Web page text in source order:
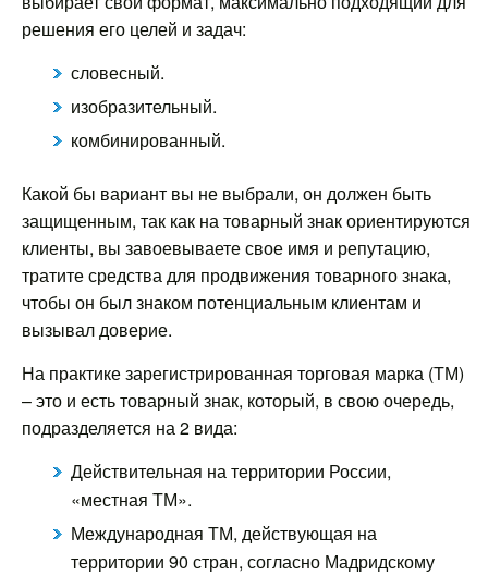
решения его целей и задач:
словесный.
изобразительный.
комбинированный.
Какой бы вариант вы не выбрали, он должен быть
защищенным, так как на товарный знак ориентируются
клиенты, вы завоевываете свое имя и репутацию,
тратите средства для продвижения товарного знака,
чтобы он был знаком потенциальным клиентам и
вызывал доверие.
На практике зарегистрированная торговая марка (ТМ)
– это и есть товарный знак, который, в свою очередь,
подразделяется на 2 вида:
Действительная на территории России,
«местная ТМ».
Международная ТМ, действующая на
территории 90 стран, согласно Мадридскому